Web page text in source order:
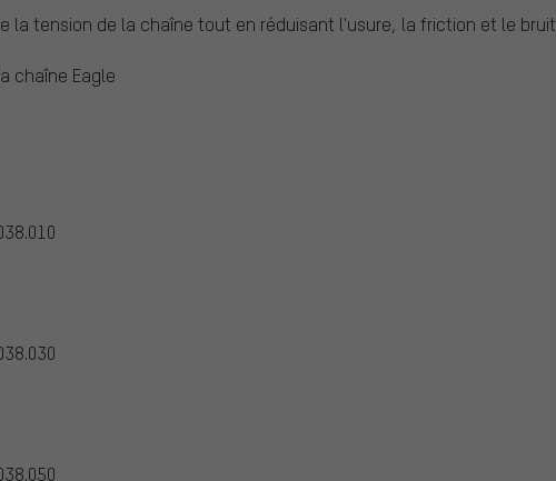
la tension de la chaîne tout en réduisant l'usure, la friction et le bruit
chaîne Eagle